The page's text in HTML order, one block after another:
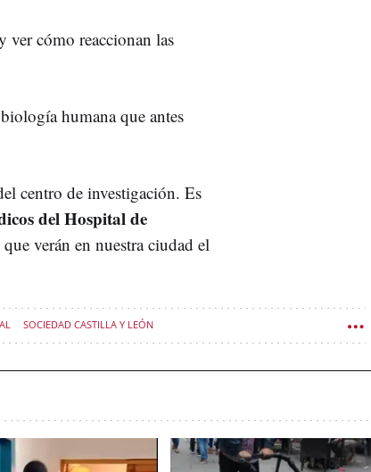
ver cómo reaccionan las
humana que antes
centro de investigación. Es
del Hospital de
verán en nuestra ciudad el
SOCIEDAD CASTILLA Y LEÓN